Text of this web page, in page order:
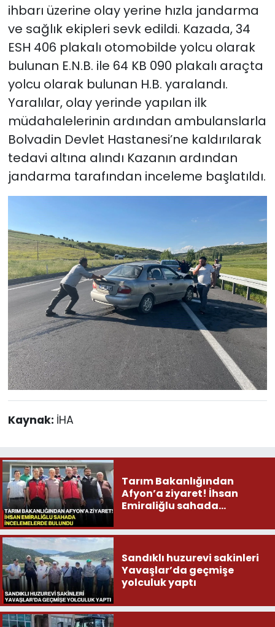
ihbarı üzerine olay yerine hızla jandarma
ve sağlık ekipleri sevk edildi. Kazada, 34
ESH 406 plakalı otomobilde yolcu olarak
bulunan E.N.B. ile 64 KB 090 plakalı araçta
yolcu olarak bulunan H.B. yaralandı.
Yaralılar, olay yerinde yapılan ilk
müdahalelerinin ardından ambulanslarla
Bolvadin Devlet Hastanesi’ne kaldırılarak
tedavi altına alındı Kazanın ardından
jandarma tarafından inceleme başlatıldı.
Kaynak: İHA
Tarım Bakanlığından
Afyon’a ziyaret! İhsan
Emiraliğlu sahada
Sandıklı huzurevi sakinleri
Yavaşlar’da geçmişe
yolculuk yaptı